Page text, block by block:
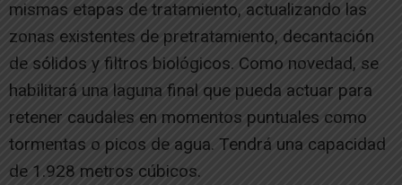
mismas etapas de tratamiento, actualizando las
zonas existentes de pretratamiento, decantación
de sólidos y filtros biológicos. Como novedad, se
habilitará una laguna final que pueda actuar para
retener caudales en momentos puntuales como
tormentas o picos de agua. Tendrá una capacidad
de 1.928 metros cúbicos.